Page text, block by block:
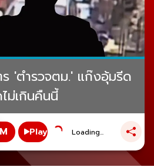
'ตำรวจตม.' แก๊งอุ้มรีด
ม่เกินคืนนี้
Play Loading...